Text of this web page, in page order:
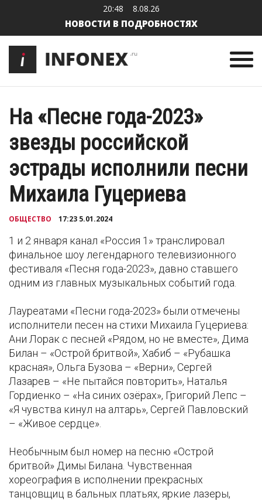
20:48 8.08.26
НОВОСТИ В ПОДРОБНОСТЯХ
На «Песне года-2023»
звезды российской
эстрады исполнили песни
Михаила Гуцериева
ОБЩЕСТВО 17:23 5.01.2024
1 и 2 января канал «Россия 1» транслировал
финальное шоу легендарного телевизионного
фестиваля «Песня года-2023», давно ставшего
одним из главных музыкальных событий года.
Лауреатами «Песни года-2023» были отмечены
исполнители песен на стихи Михаила Гуцериева:
Ани Лорак с песней «Рядом, но не вместе», Дима
Билан – «Острой бритвой», Хабиб – «Рубашка
красная», Ольга Бузова – «Верни», Сергей
Лазарев – «Не пытайся повторить», Наталья
Гордиенко – «На синих озёрах», Григорий Лепс –
«Я чувства кинул на алтарь», Сергей Павловский
– «Живое сердце».
Необычным был номер на песню «Острой
бритвой» Димы Билана. Чувственная
хореография в исполнении прекрасных
танцовщиц в бальных платьях, яркие лазеры,